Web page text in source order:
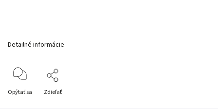
Detailné informácie
Opýtať sa Zdieľať